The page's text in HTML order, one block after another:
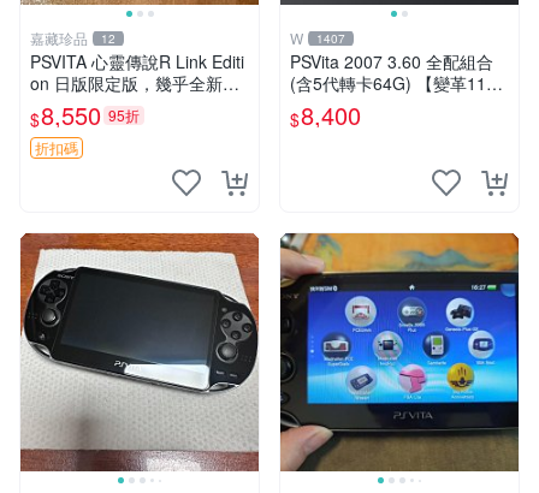
嘉藏珍品 12
PSVITA 心靈傳說R Link Editi
on 日版限定版，幾乎全新，
配件齊全，原裝包裝盒，說明
書，底座，掛件，布袋，卡都
在，游戲光盤已拆封但保存
$8,550 95折
折扣碼
W 1407
PSVita 2007 3.60 全配組合
(含5代轉卡64G) 【變革11】
破解改好 + 水晶殼 + 硬殼包
$8,400